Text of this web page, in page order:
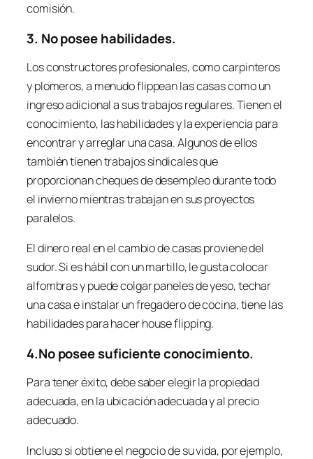
comisión.
3. No posee habilidades.
Los constructores profesionales, como carpinteros
y plomeros, a menudoflippeanlas casas como un
ingreso adicional a sus trabajos regulares. Tienen el
conocimiento, las habilidades y la experiencia para
encontrar y arreglar una casa. Algunos de ellos
también tienen trabajos sindicales que
proporcionan cheques de desempleo durante todo
el invierno mientras trabajan en sus proyectos
paralelos.
El dinero real en el cambio de casas proviene del
sudor. Si es hábil con un martillo, le gusta colocar
alfombras y puede colgar paneles de yeso, techar
una casa e instalar un fregadero de cocina, tiene las
habilidades para hacerhouse flipping.
4.No posee suficiente conocimiento.
Para tener éxito, debe saber elegir la propiedad
adecuada, en la ubicación adecuada y al precio
adecuado.
Incluso si obtiene el negocio de su vida, por ejemplo,